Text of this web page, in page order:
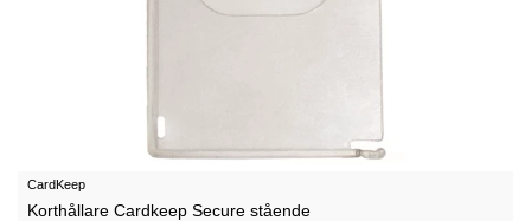
CardKeep
Korthållare Cardkeep Secure stående